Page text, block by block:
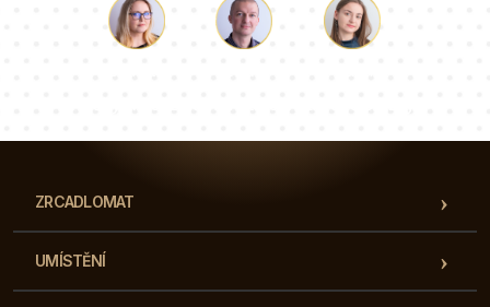
ZRCADLOMAT
UMÍSTĚNÍ